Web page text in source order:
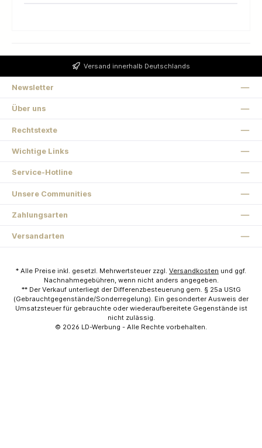
Versand innerhalb Deutschlands
Newsletter
Über uns
Rechtstexte
Wichtige Links
Service-Hotline
Unsere Communities
Zahlungsarten
Versandarten
* Alle Preise inkl. gesetzl. Mehrwertsteuer zzgl. Versandkosten und ggf.
Nachnahmegebühren, wenn nicht anders angegeben.
** Der Verkauf unterliegt der Differenzbesteuerung gem. § 25a UStG
(Gebrauchtgegenstände/Sonderregelung). Ein gesonderter Ausweis der
Umsatzsteuer für gebrauchte oder wiederaufbereitete Gegenstände ist
nicht zulässig.
© 2026 LD-Werbung - Alle Rechte vorbehalten.